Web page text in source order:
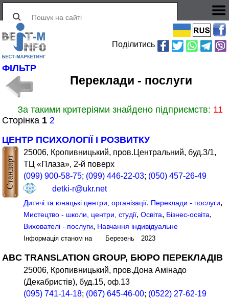
Поділитись
ФІЛЬТР
Переклади - послуги
За такими критеріями знайдено підприємств: 11
Сторінка 12
ЦЕНТР ПСИХОЛОГІЇ І РОЗВИТКУ
25006, Кропивницький, пров.Центральний, буд.3/1,
ТЦ «Плаза», 2-й поверх
(099) 900-58-75; (099) 446-22-03; (050) 457-26-49
detki-r@ukr.net
Дитячі та юнацькі центри, організації, Переклади - послуги,
Мистецтво - школи, центри, студії,Освіта, Бізнес-освіта,
Вихователі - послуги, Навчання індивідуальне
Інформація станом на Березень 2023
ABC TRANSLATION GROUP, БЮРО ПЕРЕКЛАДІВ
25006, Кропивницький, пров.Дона Амінадо
(Декабристів), буд.15, оф.13
(095) 741-14-18; (067) 645-46-00; (0522) 27-62-19